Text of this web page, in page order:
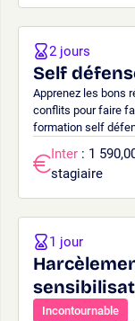
Self
Apprenez les bons
conflits pour faire
formation self
2 jours
Inter : 1
stagiaire
Incontournable
1 jour